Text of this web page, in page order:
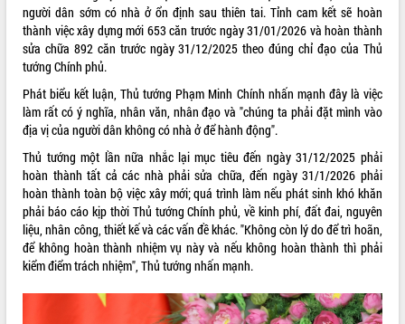
Lễ phát động chuỗi hoạt động chung
tay làm sạch môi trường
Xã Ea Kar bước chuyển mình trong
công tác cải cách hành chính mô hình
mới
UBND tỉnh họp báo định kỳ tháng 4
năm 2026
Hội thảo khoa học “Giải pháp thúc đẩy
phát triển nền kinh tế xanh tại tỉnh
Đắk Lắk”
Tăng cường giám sát, đôn đốc thực
hiện nhiệm vụ quản lý tài sản công
hàng tuần
Tháo gỡ những vướng mắc, đẩy mạnh
công tác cải cách thủ tục hành chính
tại Trung tâm Phục vụ hành chính
người dân sớm có nhà ở ổn định sau thiên tai. Tỉnh cam kết sẽ hoàn
thành việc xây dựng mới 653 căn trước ngày 31/01/2026 và hoàn thành
sửa chữa 892 căn trước ngày 31/12/2025 theo đúng chỉ đạo của Thủ
tướng Chính phủ.
Phát biểu kết luận, Thủ tướng Phạm Minh Chính nhấn mạnh đây là việc
làm rất có ý nghĩa, nhân văn, nhân đạo và "chúng ta phải đặt mình vào
địa vị của người dân không có nhà ở để hành động".
Thủ tướng một lần nữa nhắc lại mục tiêu đến ngày 31/12/2025 phải
hoàn thành tất cả các nhà phải sửa chữa, đến ngày 31/1/2026 phải
hoàn thành toàn bộ việc xây mới; quá trình làm nếu phát sinh khó khăn
phải báo cáo kịp thời Thủ tướng Chính phủ, về kinh phí, đất đai, nguyên
liệu, nhân công, thiết kế và các vấn đề khác. "Không còn lý do để trì hoãn,
để không hoàn thành nhiệm vụ này và nếu không hoàn thành thì phải
kiểm điểm trách nhiệm", Thủ tướng nhấn mạnh.